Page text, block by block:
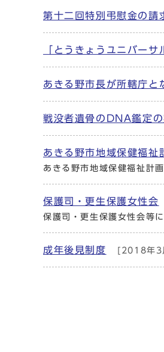
第十二回特別弔慰金の請
「とうきょうユニバー
あきる野市長が所轄庁と
戦没者遺骨のDNA鑑定
あきる野市地域保健福祉
あきる野市地域保健福祉計
保護司・更生保護女性会
保護司・更生保護女性会等
成年後見制度 [2018年3